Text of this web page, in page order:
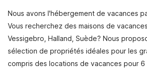
Nous avons l'hébergement de vacances
Vous recherchez des maisons de
Vessigebro, Halland, Suède? Nous
sélection de propriétés idéales pour les
compris des locations de vacances pour 6